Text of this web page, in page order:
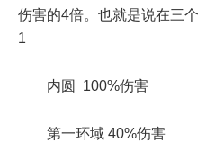
伤害的4倍。也就是说在三
1
内圆 100%伤害
第一环域 40%伤害